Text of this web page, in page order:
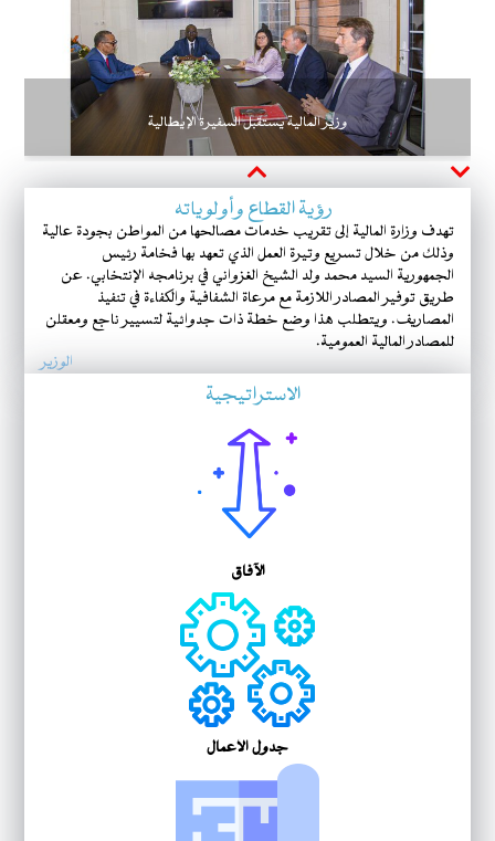
وزير المالية يستقبل السفيرة الإيطالية
رؤية القطاع وأولوياته
تهدف وزارة المالية إلى تقريب خدمات مصالحها من المواطن بجودة عالية
وذلك من خلال تسريع وتيرة العمل الذي تعهد بها فخامة رئيس
الجمهورية السيد محمد ولد الشيخ الغزواني في برنامجه الإنتخابي. عن
طريق توفير المصادر اللازمة مع مرعاة الشفافية والكفاءة في تنفيذ
المصاريف. ويتطلب هذا وضع خطة ذات جدوائية لتسيير ناجع ومعقلن
للمصادر المالية العمومية.
الوزير
الاستراتيجية
الآفاق
جدول الأعمال